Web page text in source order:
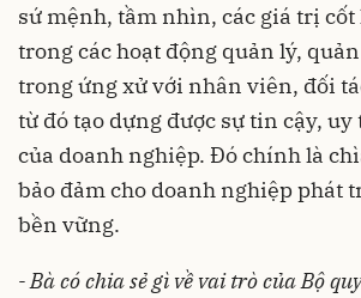
sứ mệnh, tầm nhìn, các giá trị
trong các hoạt động quản lý,
trong ứng xử với nhân viên, đối
từ đó tạo dựng được sự tin cậy,
của doanh nghiệp. Đó chính là
bảo đảm cho doanh nghiệp phát
bền vững.
- Bà có chia sẻ gì về vai trò của Bộ